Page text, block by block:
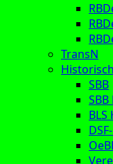
TransN
Historisch
SBB